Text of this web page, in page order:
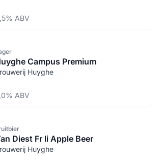
ABV
Campus Premium
Huyghe
ABV
Diest Fr li Apple Beer
Huyghe